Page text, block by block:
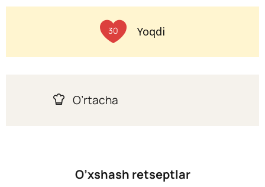
30 Yoqdi
O’rtacha
O’xshash retseptlar